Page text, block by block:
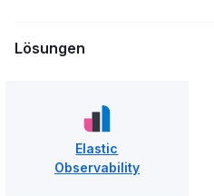
Lösungen
Elastic
Observability